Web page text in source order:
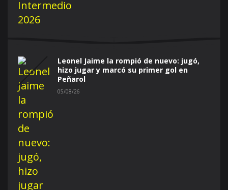
Leonel Jaime la rompió de nuevo: jugó,
hizo jugar y marcó su primer gol en
Peñarol
05/08/26